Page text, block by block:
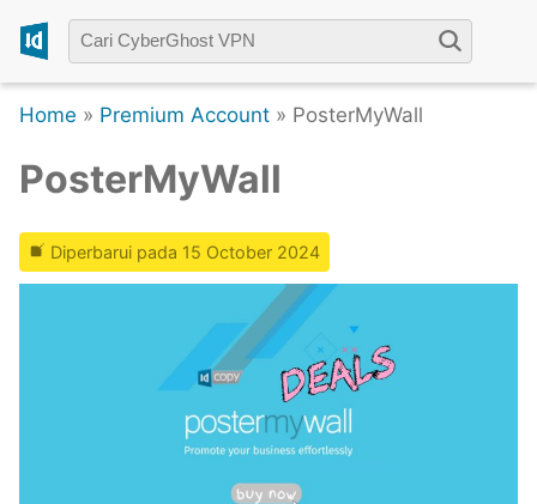
Home » Premium Account » PosterMyWall
PosterMyWall
Diperbarui pada 15 October 2024